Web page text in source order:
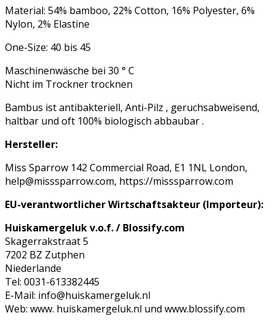
Material: 54% bamboo, 22% Cotton, 16% Polyester, 6%
Nylon, 2% Elastine
One-Size: 40 bis 45
Maschinenwäsche bei 30 ° C
Nicht im Trockner trocknen
Bambus ist antibakteriell, Anti-Pilz , geruchsabweisend,
haltbar und oft 100% biologisch abbaubar .
Hersteller:
Miss Sparrow 142 Commercial Road, E1 1NL London,
help@misssparrow.com, https://misssparrow.com
EU-verantwortlicher Wirtschaftsakteur (Importeur):
Huiskamergeluk v.o.f. / Blossify.com
Skagerrakstraat 5
7202 BZ Zutphen
Niederlande
Tel: 0031-613382445
E-Mail: info@huiskamergeluk.nl
Web: www. huiskamergeluk.nl und www.blossify.com